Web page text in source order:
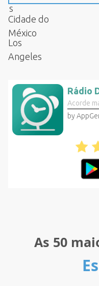
s
Cidade do
México
Los
Angeles
Rádio
Acorde
by
As 50